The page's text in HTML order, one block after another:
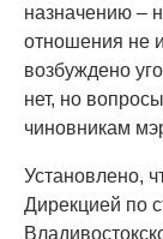
назначению –
отношения не
возбуждено
нет, но
чиновникам
Установлено,
Дирекцией по